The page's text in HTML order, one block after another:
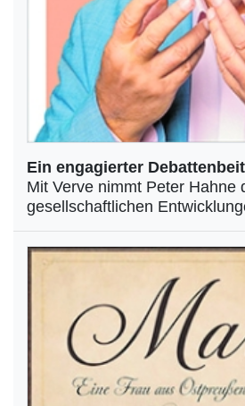
Ein engagierter
Mit Verve nimmt Peter Hahne
gesellschaftlichen